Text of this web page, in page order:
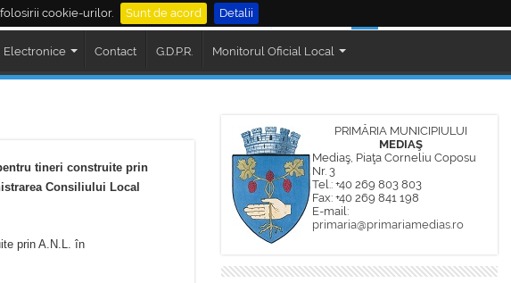
cookie-urilor. Sunt de acord Detalii
ședințe Consiliul Local Mediaș Cautare
Electronice Contact G.D.P.R. Monitorul Oficial Local
tineri construite prin
Consiliului Local
prin A.N.L. în
PRIMĂRIA MUNICIPIULUI
MEDIAŞ
Mediaş, Piaţa Corneliu Coposu
Nr. 3
Tel.: +40 269 803 803
Fax: +40 269 841 198
E-mail:
primaria@primariamedias.ro